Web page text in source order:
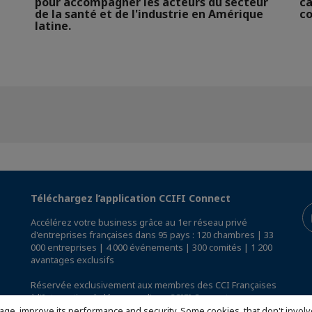
de la santé et de l'industrie en Amérique
latine.
Téléchargez l’application CCIFI Connect
Accélérez votre business grâce au 1er réseau privé
d'entreprises françaises dans 95 pays : 120 chambres | 33
000 entreprises | 4 000 événements | 300 comités | 1 200
avantages exclusifs
Réservée exclusivement aux membres des CCI Françaises
à l'International,découvrez l'app CCIFI Connect.